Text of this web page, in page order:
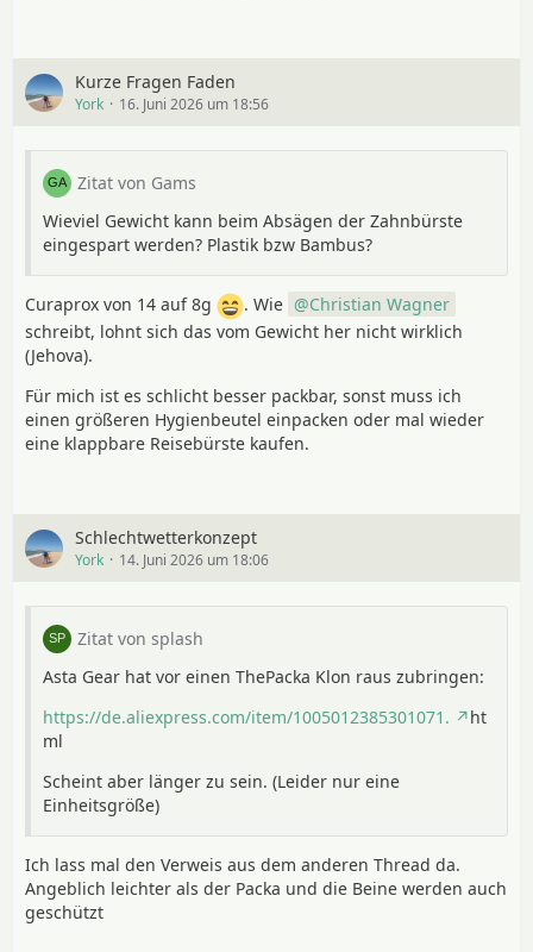
dann habe ich doch überall Zwischenräume?!?!
Kurze Fragen Faden
York 16. Juni 2026 um 18:56
Zitat von Gams
Wieviel Gewicht kann beim Absägen der Zahnbürste
eingespart werden? Plastik bzw Bambus?
Curaprox von 14 auf 8g . Wie
Christian Wagner
schreibt, lohnt sich das vom Gewicht her nicht wirklich
(Jehova).
Für mich ist es schlicht besser packbar, sonst muss ich
einen größeren Hygienbeutel einpacken oder mal wieder
eine klappbare Reisebürste kaufen.
Schlechtwetterkonzept
York 14. Juni 2026 um 18:06
Zitat von splash
Asta Gear hat vor einen ThePacka Klon raus zubringen:
https://de.aliexpress.com/item/1005012385301071.
ht
ml
Scheint aber länger zu sein. (Leider nur eine
Einheitsgröße)
Ich lass mal den Verweis aus dem anderen Thread da.
Angeblich leichter als der Packa und die Beine werden auch
geschützt